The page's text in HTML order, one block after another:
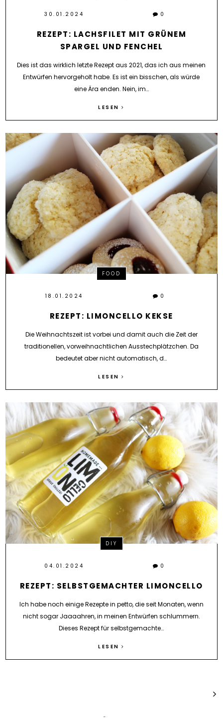
30.01.2024 0
REZEPT: LACHSFILET MIT GRÜNEM
SPARGEL UND FENCHEL
Dies ist das wirklich letzte Rezept aus 2021, das ich aus meinen
Entwürfen hervorgeholt habe. Es ist ein bisschen, als würde
eine Ära enden. Nein, im…
LESEN
FOOD
18.01.2024 0
REZEPT: LIMONCELLO KEKSE
Die Weihnachtszeit ist vorbei und damit auch die Zeit der
traditionellen, vorweihnachtlichen Ausstechplätzchen. Da
bedeutet aber nicht automatisch, d…
LESEN
DIY
04.01.2024 0
REZEPT: SELBSTGEMACHTER LIMONCELLO
Ich habe noch einige Rezepte in petto, die seit Monaten, wenn
nicht sogar Jaaaahren, in meinen Entwürfen schlummern.
Dieses Rezept für selbstgemachte…
LESEN